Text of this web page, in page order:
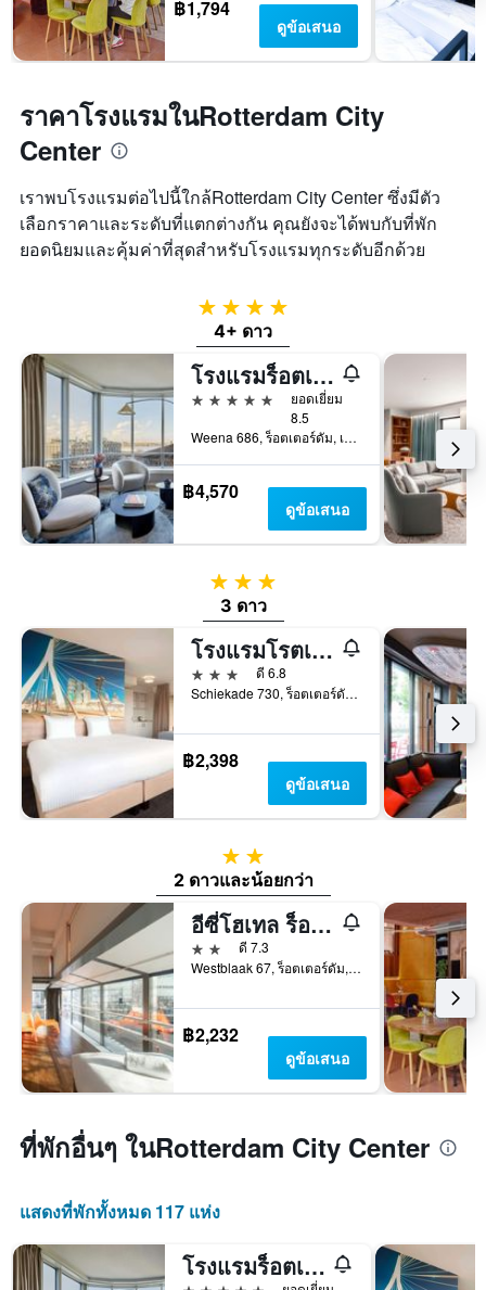
฿1,794
ดูข้อเสนอ
ราคาโรงแรมในRotterdam City
Center
เราพบโรงแรมต่อไปนี้ใกล้Rotterdam City Center ซึ่งมีตัว
เลือกราคาและระดับที่แตกต่างกัน คุณยังจะได้พบกับที่พัก
ยอดนิยมและคุ้มค่าที่สุดสำหรับโรงแรมทุกระดับอีกด้วย
4 ดาว
4+ ดาว
โรงแรมร็อตเทอร์ดัม แมริออท
5 ดาว
ยอดเยี่ยม
8.5
Weena 686, ร็อตเตอร์ดัม, เซาท์-ฮอลแลนด์, เนเธอร์แลนด์
฿4,570
ดูข้อเสนอ
3 ดาว
3 ดาว
โรงแรมโรตเทอร์ดามทีเลพอร์ท
3 ดาว
ดี 6.8
Schiekade 730, ร็อตเตอร์ดัม, เซาท์-ฮอลแลนด์, เนเธอร์แลนด์
฿2,398
ดูข้อเสนอ
2 ดาว
2 ดาวและน้อยกว่า
อีซี่โฮเทล ร็อตเทอร์ดัม ซิตี้ เซ็นเตอร์
2 ดาว
ดี 7.3
Westblaak 67, ร็อตเตอร์ดัม, เซาท์-ฮอลแลนด์, เนเธอร์แลนด์
฿2,232
ดูข้อเสนอ
ที่พักอื่นๆ ในRotterdam City Center
แสดงที่พักทั้งหมด 117 แห่ง
โรงแรมร็อตเทอร์ดัม แมริออท